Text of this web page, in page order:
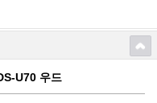
U70 우드